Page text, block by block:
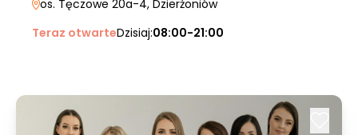
os. Tęczowe 20a-4, Dzierżoniów
Teraz otwarteDzisiaj:08:00-21:00